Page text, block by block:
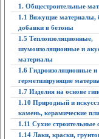
1. Общестроительные
1.1 Вяжущие материалы,
добавки в бетоны
1.5 Теплоизоляционные,
шумоизоляционные и
материалы
1.6 Гидроизоляционные и
герметизирующие
1.7 Изделия на основе
1.10 Природный и
камень, керамические
1.11 Сухие строительные
1.14 Лаки, краски,